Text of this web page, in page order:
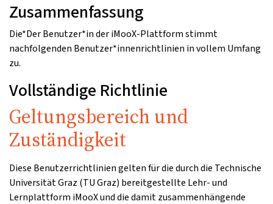
Zusammenfassung
Die*Der Benutzer*in der iMooX-Plattform stimmt
nachfolgenden Benutzer*innenrichtlinien in vollem Umfang
zu.
Vollständige Richtlinie
Geltungsbereich und
Zuständigkeit
Diese Benutzerrichtlinien gelten für die durch die Technische
Universität Graz (TU Graz) bereitgestellte Lehr- und
Lernplattform iMooX und die damit zusammenhängende